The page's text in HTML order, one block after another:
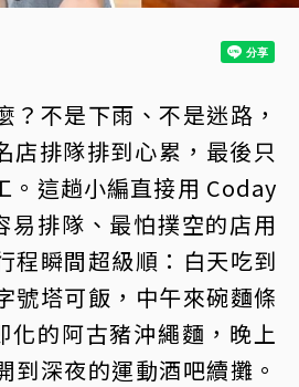
？不是下雨、不是迷路，
排隊排到心累，最後只
。這趟小編直接用 Coday
易排隊、最怕撲空的店用
程瞬間超級順：白天吃到
號塔可飯，中午來碗麵條
化的阿古豬沖繩麵，晚上
到深夜的運動酒吧續攤。